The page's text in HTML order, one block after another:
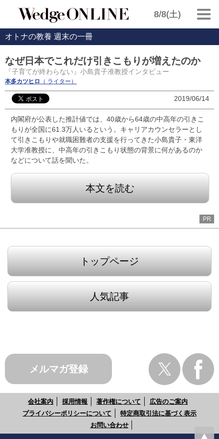
8/8(土)
オトナの教養 週末の一冊
なぜ日本でこれだけ引きこもりが増えたのか
『子育てが終わらない』小島貴子准教授インタビュー
本多カツヒロ （ ライター）
2019/06/14
内閣府が公表した推計値では、40歳から64歳の中高年の引きこ
もりが全国に61.3万人いるという。キャリアカウンセラーとし
て引きこもりや就職困難者の支援を行ってきた小島貴子・東洋
大学准教授に、中高年の引きこもり状態の背景に何があるのか
などについて話を聞いた。
本文を読む
PR
トップページ
人気記事
メルマガ登録
会社案内 採用情報 著作権について
広告のご案内
プライバシーポリシーについて
特定商取引法に基づく表示
お問い合わせ